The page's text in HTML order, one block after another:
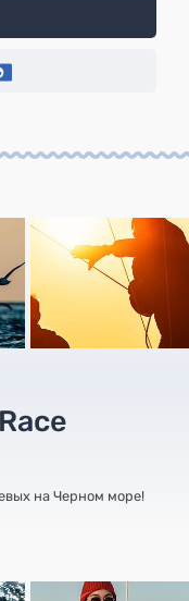
на Черном море!